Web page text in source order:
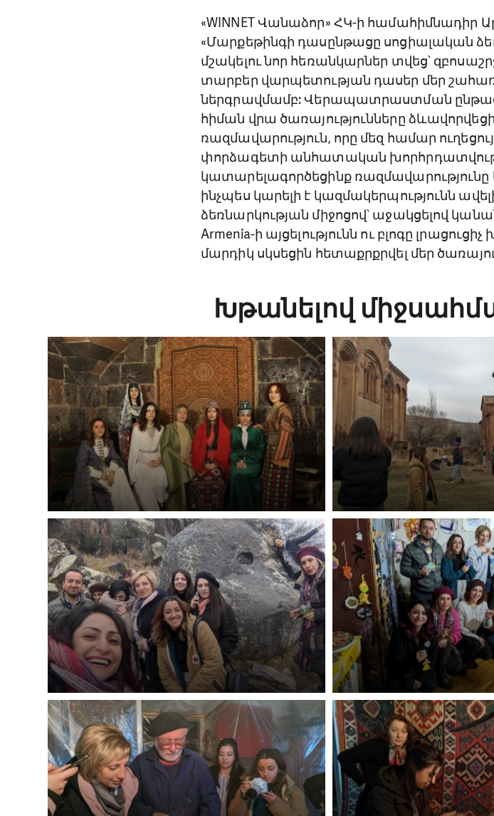
«WINNET Վանաձոր» ՀԿ-ի համահիմնադիր
«Մարքեթինգի դասընթացը սոցիալական
մշակելու նոր հեռանկարներ տվեց՝
տարբեր վարպետության դասեր մեր
ներգրավմամբ: Վերապատրաստման
հիման վրա ծառայությունները
ռազմավարություն, որը մեզ համար
փորձագետի անհատական
կատարելագործեցինք
ինչպես կարելի է կազմակերպությունն
ձեռնարկության միջոցով՝ աջակցելով
Armenia-ի այցելությունն ու բլոգը
մարդիկ սկսեցին հետաքրքրվել մեր
Խթանելով